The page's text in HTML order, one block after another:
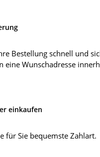
Bestellung schnell und
eine Wunschadresse
einkaufen
für Sie bequemste Zahlart.